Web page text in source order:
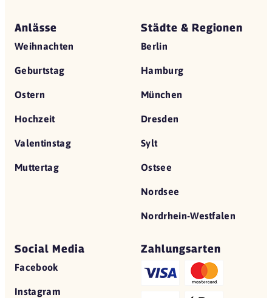
Anlässe
Weihnachten
Geburtstag
Ostern
Hochzeit
Valentinstag
Muttertag
Städte & Regionen
Berlin
Hamburg
München
Dresden
Sylt
Ostsee
Nordsee
Nordrhein-Westfalen
Social Media
Facebook
Instagram
Zahlungsarten